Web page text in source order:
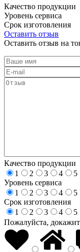
Качество продукции
Уровень сервиса
Срок изготовления
Оставить отзыв
Оставить отзыв на
Качество продукции
1
2 3 4
5
Уровень сервиса
1
2 3 4
5
Срок изготовления
1
2 3 4
5
Пожалуйста,